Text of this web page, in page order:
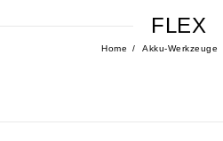
FLEX
Home Akku-Werkzeuge